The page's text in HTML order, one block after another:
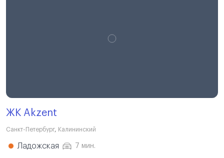
ЖК Akzent
Санкт-Петербург, Калининский
Ладожская 7 мин.